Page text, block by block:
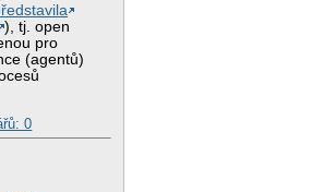
), tj. open
pro
(agentů)
0